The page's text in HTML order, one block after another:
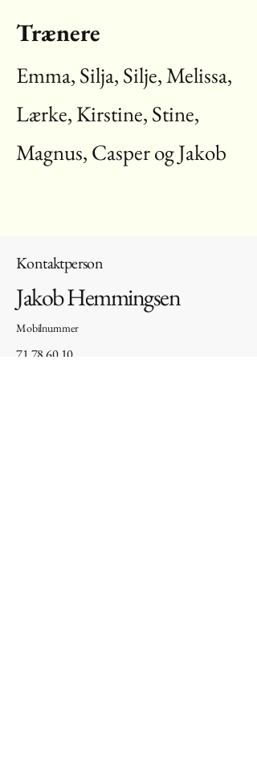
Trænere
Emma, Silja, Silje, Melissa,
Lærke, Kirstine, Stine,
Magnus, Casper og Jakob
Kontaktperson
Jakob Hemmingsen
Mobilnummer
71 78 60 10